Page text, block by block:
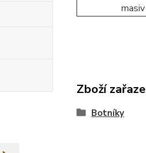
Zboží
Botníky